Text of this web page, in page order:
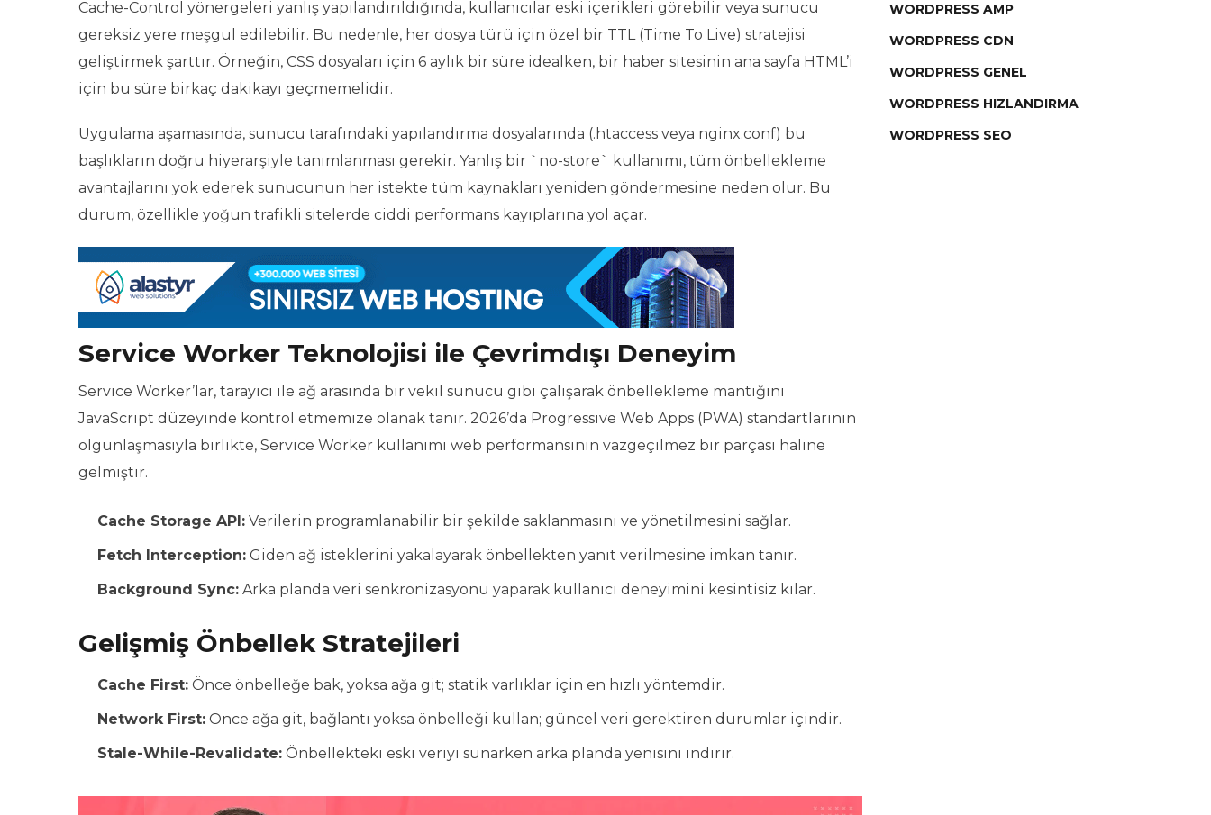
Cache-Control yönergeleri yanlış yapılandırıldığında, kullanıcılar eski içerikleri görebilir veya sunucu
gereksiz yere meşgul edilebilir. Bu nedenle, her dosya türü için özel bir TTL (Time To Live) stratejisi
geliştirmek şarttır. Örneğin, CSS dosyaları için 6 aylık bir süre idealken, bir haber sitesinin ana sayfa HTML’i
için bu süre birkaç dakikayı geçmemelidir.
Uygulama aşamasında, sunucu tarafındaki yapılandırma dosyalarında (.htaccess veya nginx.conf) bu
başlıkların doğru hiyerarşiyle tanımlanması gerekir. Yanlış bir `no-store` kullanımı, tüm önbellekleme
avantajlarını yok ederek sunucunun her istekte tüm kaynakları yeniden göndermesine neden olur. Bu
durum, özellikle yoğun trafikli sitelerde ciddi performans kayıplarına yol açar.
Service Worker Teknolojisi ile Çevrimdışı Deneyim
Service Worker’lar, tarayıcı ile ağ arasında bir vekil sunucu gibi çalışarak önbellekleme mantığını
JavaScript düzeyinde kontrol etmemize olanak tanır. 2026’da Progressive Web Apps (PWA) standartlarının
olgunlaşmasıyla birlikte, Service Worker kullanımı web performansının vazgeçilmez bir parçası haline
gelmiştir.
Cache Storage API: Verilerin programlanabilir bir şekilde saklanmasını ve yönetilmesini sağlar.
Fetch Interception: Giden ağ isteklerini yakalayarak önbellekten yanıt verilmesine imkan tanır.
Background Sync: Arka planda veri senkronizasyonu yaparak kullanıcı deneyimini kesintisiz kılar.
Gelişmiş Önbellek Stratejileri
Cache First: Önce önbelleğe bak, yoksa ağa git; statik varlıklar için en hızlı yöntemdir.
Network First: Önce ağa git, bağlantı yoksa önbelleği kullan; güncel veri gerektiren durumlar içindir.
Stale-While-Revalidate: Önbellekteki eski veriyi sunarken arka planda yenisini indirir.
WORDPRESS AMP
WORDPRESS CDN
WORDPRESS GENEL
WORDPRESS HIZLANDIRMA
WORDPRESS SEO